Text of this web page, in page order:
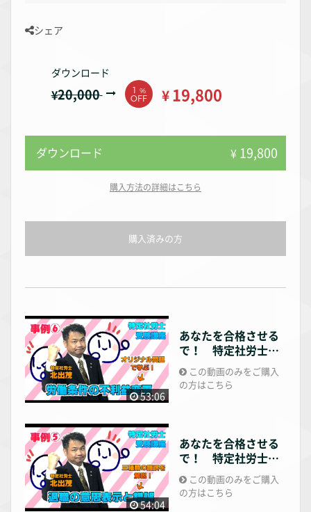
シェア
ダウンロード
¥20,000 1 %
OFF ¥19,800
ダウンロード ¥ 19,800
購入方法の詳細はこちら
購入済みの方
53:06
あなたを合格させる
で！ 特定社労士講
座 事例編6
この動画のみをご購入
の方はこちら
54:04
あなたを合格させる
で！ 特定社労士講
座 事例編5
この動画のみをご購入
の方はこちら